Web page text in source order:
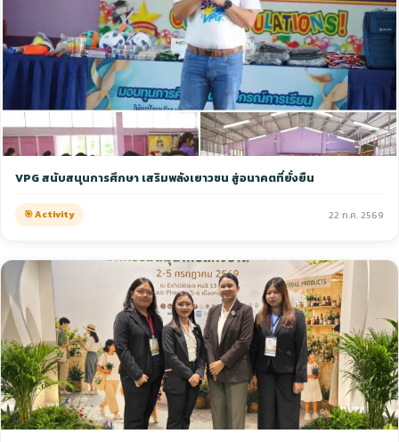
VPG สนับสนุนการศึกษา เสริมพลังเยาวชน สู่อนาคตที่ยั่งยืน
🎯 Activity 22 ก.ค. 2569